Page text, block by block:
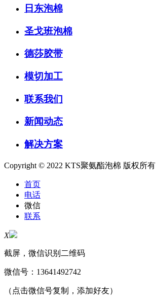
日东泡棉
圣戈班泡棉
德莎胶带
模切加工
联系我们
新闻动态
解决方案
Copyright © 2022 KTS聚氨酯泡棉 版权所有
首页
电话
微信
联系
X
截屏，微信识别二维码
微信号： 13641492742
（点击微信号复制，添加好友）